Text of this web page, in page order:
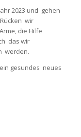
2023 und gehen
wir
die Hilfe
das wir
werden.
gesundes neues